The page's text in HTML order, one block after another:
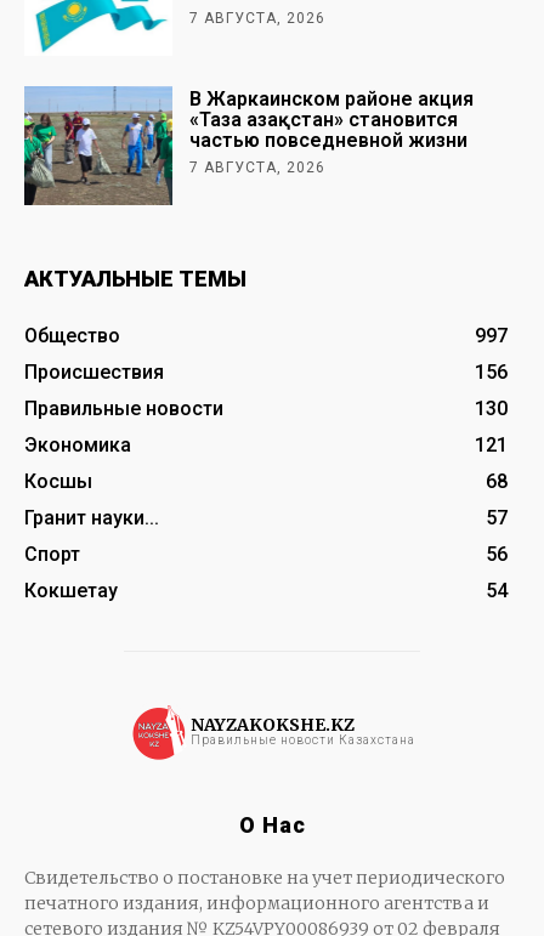
7 АВГУСТА, 2026
В Жаркаинском районе акция
«Таза Қазақстан» становится
частью повседневной жизни
7 АВГУСТА, 2026
АКТУАЛЬНЫЕ ТЕМЫ
Общество
997
Происшествия
156
Правильные новости
130
Экономика
121
Косшы
68
Гранит науки...
57
Спорт
56
Кокшетау
54
NAYZAKOKSHE.KZ
Правильные новости Казахстана
О Нас
Свидетельство о постановке на учет периодического
печатного издания, информационного агентства и
сетевого издания № KZ54VPY00086939 от 02 февраля